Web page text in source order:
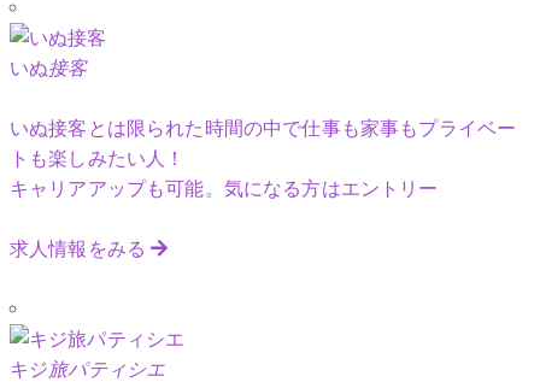
いぬ接客
いぬ接客とは限られた時間の中で仕事も家事もプライベー
トも楽しみたい人！
キャリアアップも可能。気になる方はエントリー
求人情報をみる
キジ旅パティシエ